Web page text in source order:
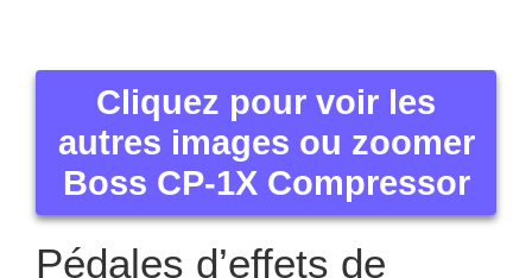
Cliquez pour voir les
autres images ou zoomer
Boss CP-1X Compressor
Pédales d’effets de